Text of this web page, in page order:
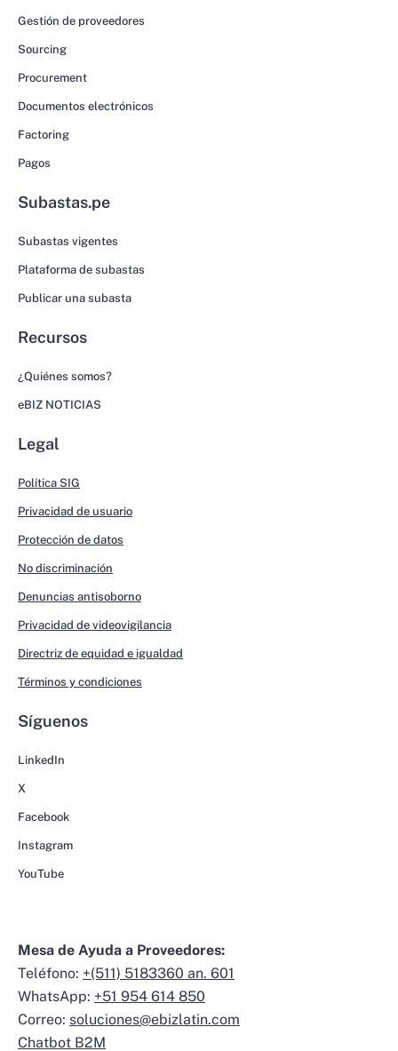
Gestión de proveedores
Sourcing
Procurement
Documentos electrónicos
Factoring
Pagos
Subastas.pe
Subastas vigentes
Plataforma de subastas
Publicar una subasta
Recursos
¿Quiénes somos?
eBIZ NOTICIAS
Legal
Política SIG
Privacidad de usuario
Protección de datos
No discriminación
Denuncias antisoborno
Privacidad de videovigilancia
Directriz de equidad e igualdad
Términos y condiciones
Síguenos
LinkedIn
X
Facebook
Instagram
YouTube
Mesa de Ayuda a Proveedores:
Teléfono: +(511) 5183360 an. 601
WhatsApp: +51 954 614 850
Correo: soluciones@ebizlatin.com
Chatbot B2M